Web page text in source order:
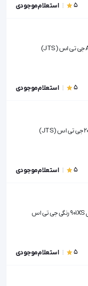
5 استعلام موجودی
5 استعلام موجودی
5 استعلام موجودی
ویلچر ارتوپدی خردسال مدل 901XS رنگی جی تی اس
5 استعلام موجودی